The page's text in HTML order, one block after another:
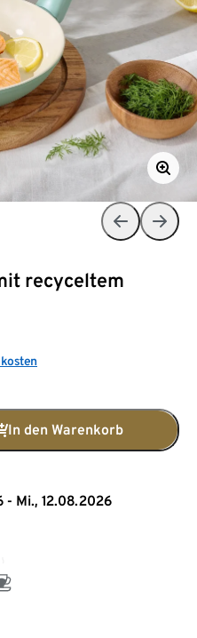
recyceltem
In den Warenkorb
- Mi., 12.08.2026